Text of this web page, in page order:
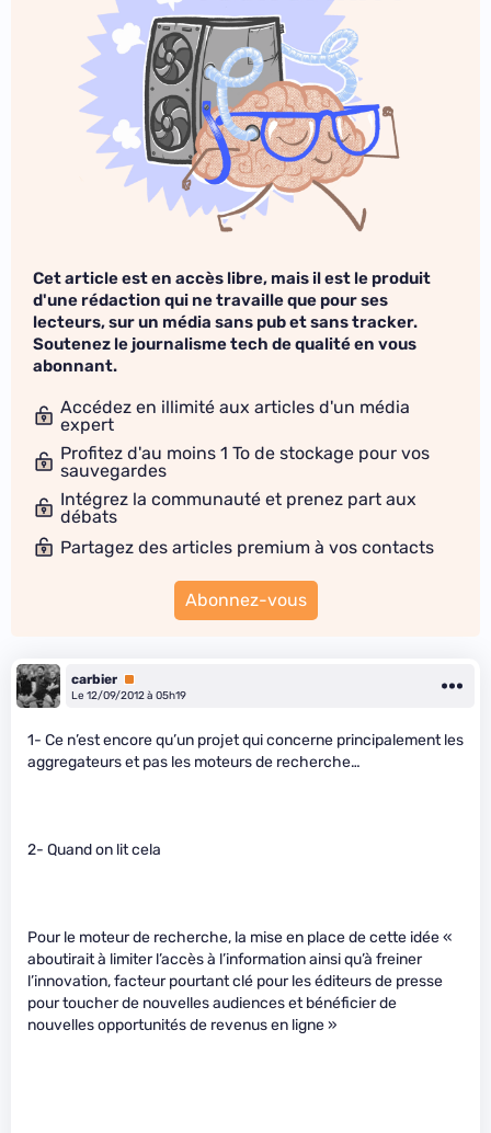
Cet article est en accès libre, mais il est le produit
d'une rédaction qui ne travaille que pour ses
lecteurs, sur un média sans pub et sans tracker.
Soutenez le journalisme tech de qualité en vous
abonnant.
Accédez en illimité aux articles d'un média
expert
Profitez d'au moins 1 To de stockage pour vos
sauvegardes
Intégrez la communauté et prenez part aux
débats
Partagez des articles premium à vos contacts
Abonnez-vous
carbier Premium
Le 12/09/2012 à 05h19
1- Ce n’est encore qu’un projet qui concerne principalement les
aggregateurs et pas les moteurs de recherche…
2- Quand on lit cela
Pour le moteur de recherche, la mise en place de cette idée «
aboutirait à limiter l’accès à l’information ainsi qu’à freiner
l’innovation, facteur pourtant clé pour les éditeurs de presse
pour toucher de nouvelles audiences et bénéficier de
nouvelles opportunités de revenus en ligne »